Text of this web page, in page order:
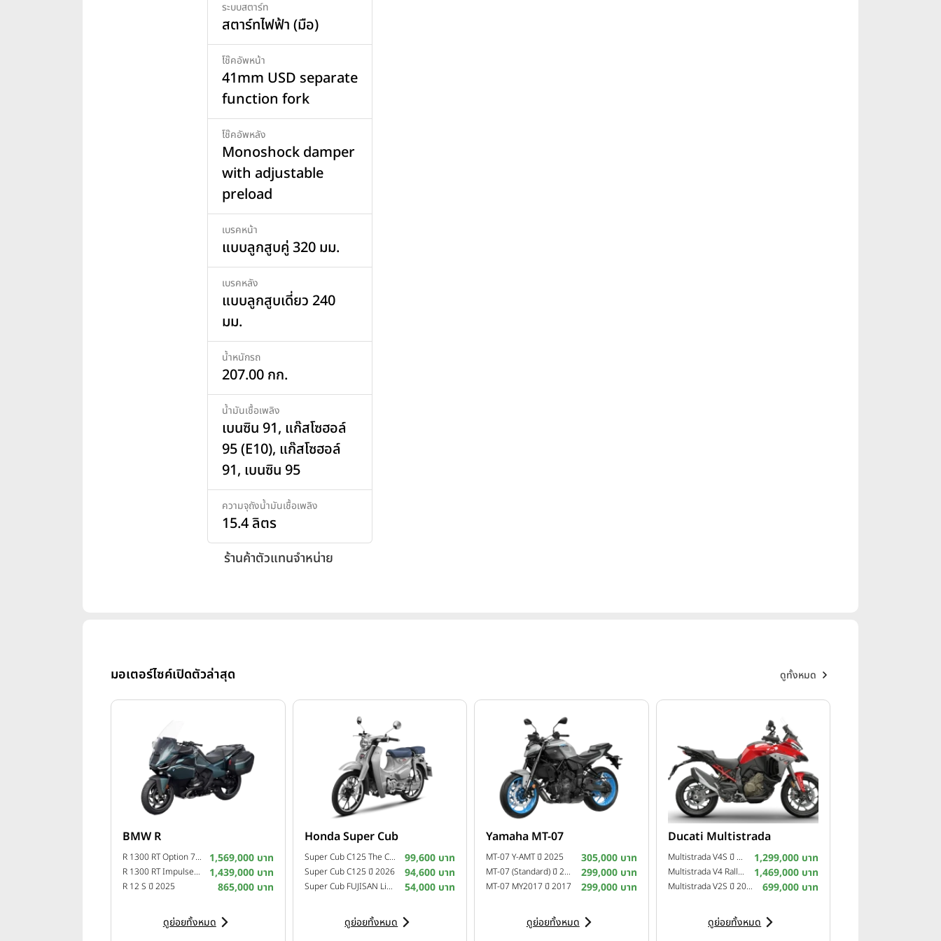
ระบบสตาร์ท
สตาร์ทไฟฟ้า (มือ)
โช๊คอัพหน้า
41mm USD separate
function fork
โช๊คอัพหลัง
Monoshock damper
with adjustable
preload
เบรคหน้า
แบบลูกสูบคู่ 320 มม.
เบรคหลัง
แบบลูกสูบเดี่ยว 240
มม.
น้ำหนักรถ
207.00 กก.
น้ำมันเชื้อเพลิง
เบนซิน 91, แก๊สโซฮอล์
95 (E10), แก๊สโซฮอล์
91, เบนซิน 95
ความจุถังน้ำมันเชื้อเพลิง
15.4 ลิตร
ร้านค้าตัวแทนจำหน่าย
มอเตอร์ไซค์เปิดตัวล่าสุด ดูทั้งหมด
BMW R
R 1300 RT Option 719 Camargue ปี 2025 1,569,000 บาท
R 1300 RT Impulse ปี 2025 1,439,000 บาท
R 12 S ปี 2025 865,000 บาท
ดูย่อยทั้งหมด
Honda Super Cub
Super Cub C125 The Crafted Calm Custom Edition ปี 2026 99,600 บาท
Super Cub C125 ปี 2026 94,600 บาท
Super Cub FUJISAN Limited Edition ปี 2025 54,000 บาท
ดูย่อยทั้งหมด
Yamaha MT-07
MT-07 Y-AMT ปี 2025 305,000 บาท
MT-07 (Standard) ปี 2025 299,000 บาท
MT-07 MY2017 ปี 2017 299,000 บาท
ดูย่อยทั้งหมด
Ducati Multistrada
Multistrada V4S ปี 2025 1,299,000 บาท
Multistrada V4 Rally ปี 2024 1,469,000 บาท
Multistrada V2S ปี 2023 699,000 บาท
ดูย่อยทั้งหมด